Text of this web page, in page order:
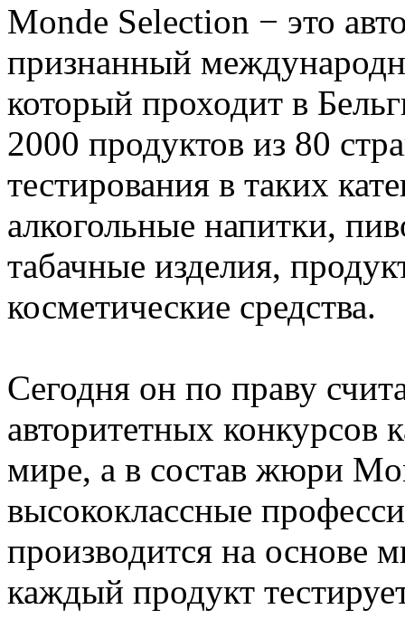
Monde Selection − это
признанный
который проходит в
2000 продуктов из 80
тестирования в таких
алкогольные напитки,
табачные изделия,
косметические средства.
Сегодня он по праву
авторитетных конкурсов
мире, а в состав жюри
высококлассные
производится на основе
каждый продукт